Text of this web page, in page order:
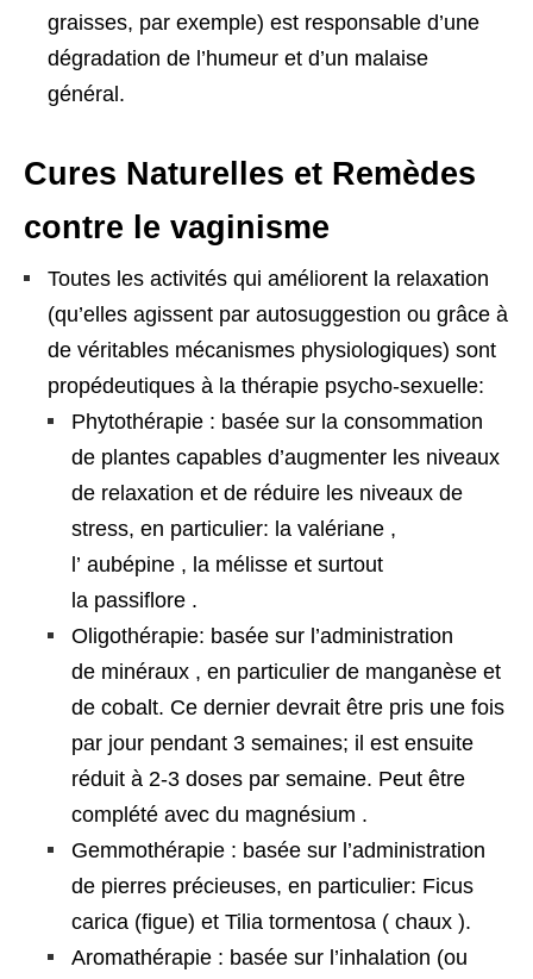
graisses, par exemple) est responsable d’une
dégradation de l’humeur et d’un malaise
général.
Cures Naturelles et Remèdes
contre le vaginisme
Toutes les activités qui améliorent la relaxation
(qu’elles agissent par autosuggestion ou grâce à
de véritables mécanismes physiologiques) sont
propédeutiques à la thérapie psycho-sexuelle:
Phytothérapie : basée sur la consommation
de plantes capables d’augmenter les niveaux
de relaxation et de réduire les niveaux de
stress, en particulier: la valériane ,
l’ aubépine , la mélisse et surtout
la passiflore .
Oligothérapie: basée sur l’administration
de minéraux , en particulier de manganèse et
de cobalt. Ce dernier devrait être pris une fois
par jour pendant 3 semaines; il est ensuite
réduit à 2-3 doses par semaine. Peut être
complété avec du magnésium .
Gemmothérapie : basée sur l’administration
de pierres précieuses, en particulier: Ficus
carica (figue) et Tilia tormentosa ( chaux ).
Aromathérapie : basée sur l’inhalation (ou